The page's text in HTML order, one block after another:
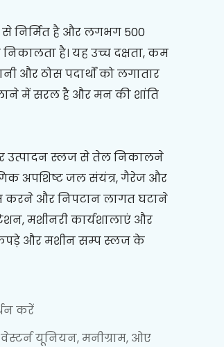
से निर्मित है और लगभग 500
है। यह उच्च दक्षता, कम
और ठोस पदार्थों को लगातार
में सरल है और मन की शांति
उत्पादन स्लज से तेल निकालने
अपशिष्ट जल संयंत्र, गैरेज और
करने और निपटान लागत घटाने
मशीनरी कार्यशालाएं और
कपड़े और मशीन सम्प स्लज के
करें
वेस्टर्न यूनियन, मनीग्राम, ओए